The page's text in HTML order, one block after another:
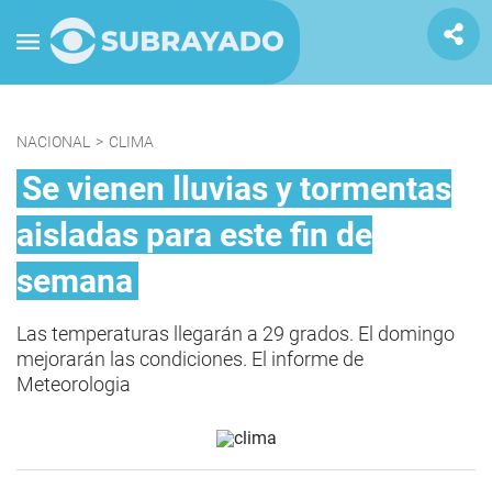
NACIONAL > CLIMA
Se vienen lluvias y tormentas
aisladas para este fin de
semana
Las temperaturas llegarán a 29 grados. El domingo
mejorarán las condiciones. El informe de
Meteorologia